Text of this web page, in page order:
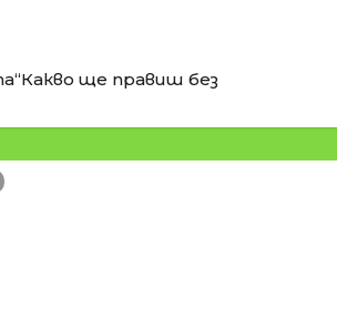
ще правиш без